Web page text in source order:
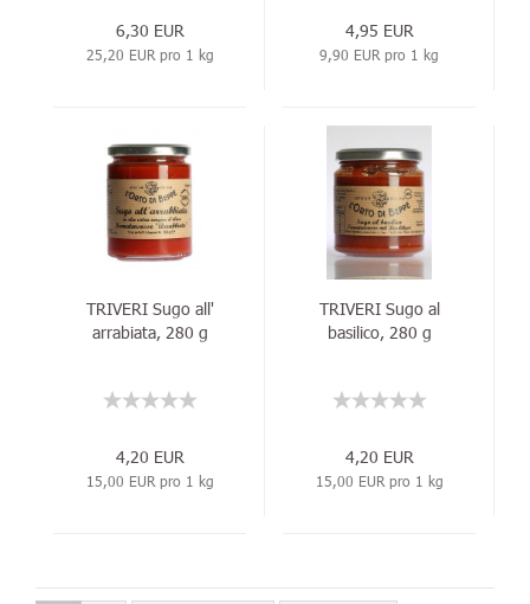
6,30 EUR
25,20 EUR pro 1 kg
4,95 EUR
9,90 EUR pro 1 kg
TRIVERI Sugo all'
arrabiata, 280 g
4,20 EUR
15,00 EUR pro 1 kg
TRIVERI Sugo al
basilico, 280 g
4,20 EUR
15,00 EUR pro 1 kg